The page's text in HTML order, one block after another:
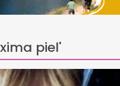
piel'